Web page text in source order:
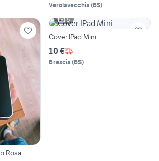
Verolavecchia (BS)
Rosa
5
Cover IPad Mini
10 €
Brescia (BS)